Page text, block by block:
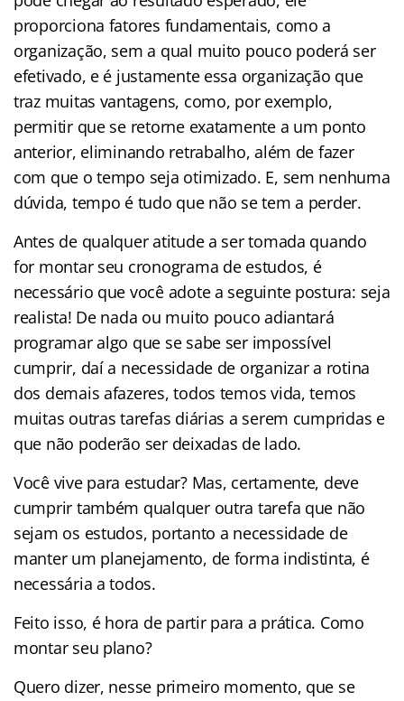
proporciona fatores fundamentais, como a
organização, sem a qual muito pouco poderá ser
efetivado, e é justamente essa organização que
traz muitas vantagens, como, por exemplo,
permitir que se retorne exatamente a um ponto
anterior, eliminando retrabalho, além de fazer
com que o tempo seja otimizado. E, sem nenhuma
dúvida, tempo é tudo que não se tem a perder.
Antes de qualquer atitude a ser tomada quando
for montar seu cronograma de estudos, é
necessário que você adote a seguinte postura: seja
realista! De nada ou muito pouco adiantará
programar algo que se sabe ser impossível
cumprir, daí a necessidade de organizar a rotina
dos demais afazeres, todos temos vida, temos
muitas outras tarefas diárias a serem cumpridas e
que não poderão ser deixadas de lado.
Você vive para estudar? Mas, certamente, deve
cumprir também qualquer outra tarefa que não
sejam os estudos, portanto a necessidade de
manter um planejamento, de forma indistinta, é
necessária a todos.
Feito isso, é hora de partir para a prática. Como
montar seu plano?
Quero dizer, nesse primeiro momento, que se